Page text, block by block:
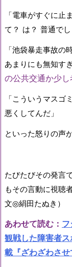
「電車がすぐに止
て？ は？ 普通でし
「池袋暴走事故の
あまりにも無知すぎ
の公共交通か少
「こういうマスゴ
悪くしてんだ」
といった怒りの声
たびたびその発言
もその言動に視聴
文◎絹田たぬき）
あわせて読む： フ
観戦した障害者
載『ざわざわさ